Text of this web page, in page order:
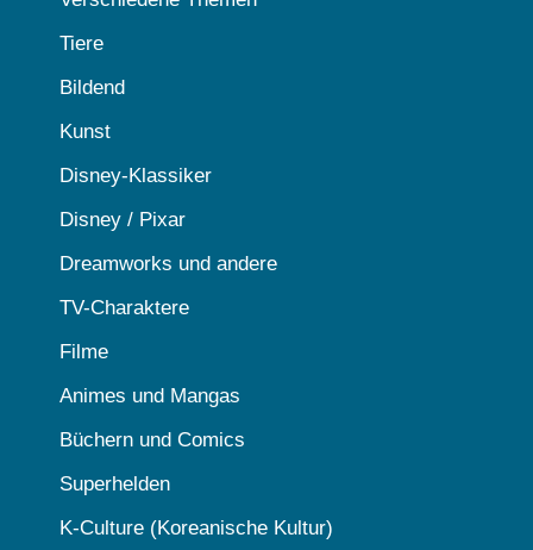
Tiere
Bildend
Kunst
Disney-Klassiker
Disney / Pixar
Dreamworks und andere
TV-Charaktere
Filme
Animes und Mangas
Büchern und Comics
Superhelden
K-Culture (Koreanische Kultur)